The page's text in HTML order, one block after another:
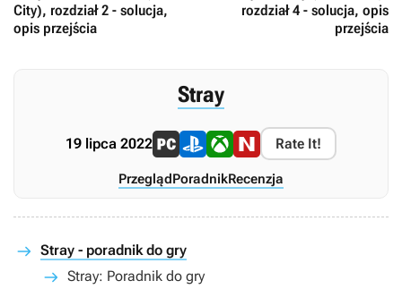
City), rozdział 2 - solucja,
opis przejścia
rozdział 4 - solucja, opis
przejścia
Stray
19 lipca 2022 Rate It!
PrzeglądPoradnikRecenzja
Stray - poradnik do gry
Stray: Poradnik do gry